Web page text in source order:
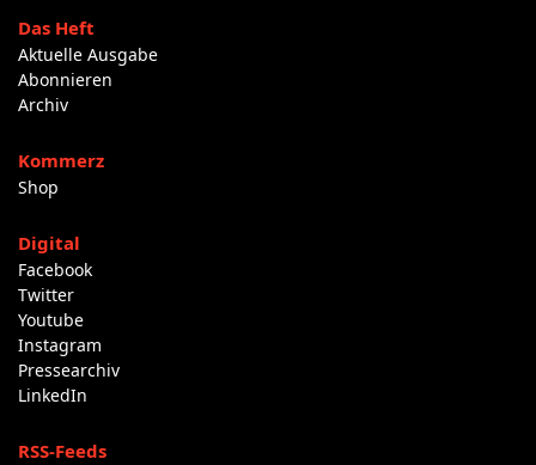
Das Heft
Aktuelle Ausgabe
Abonnieren
Archiv
Kommerz
Shop
Digital
Facebook
Twitter
Youtube
Instagram
Pressearchiv
LinkedIn
RSS-Feeds